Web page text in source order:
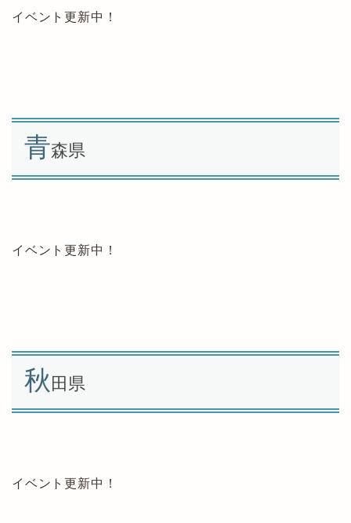
イベント更新中！
青森県
イベント更新中！
秋 田県
イベント更新中！